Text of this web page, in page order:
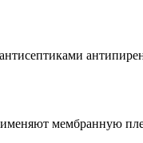
мембранную